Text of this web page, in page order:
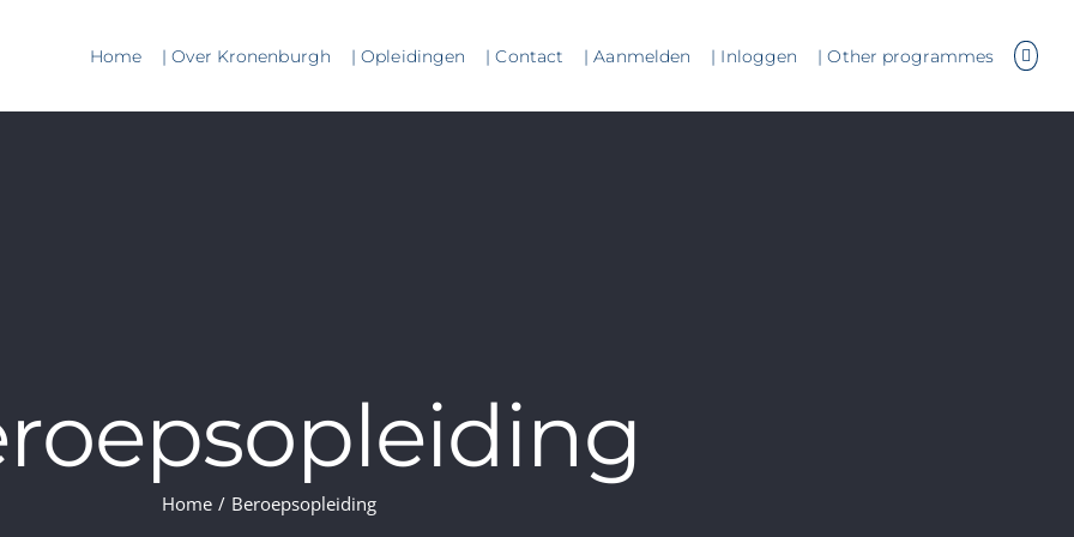
Home | Over Kronenburgh | Opleidingen | Contact | Aanmelden | Inloggen | Other programmes
Home / Beroepsopleiding